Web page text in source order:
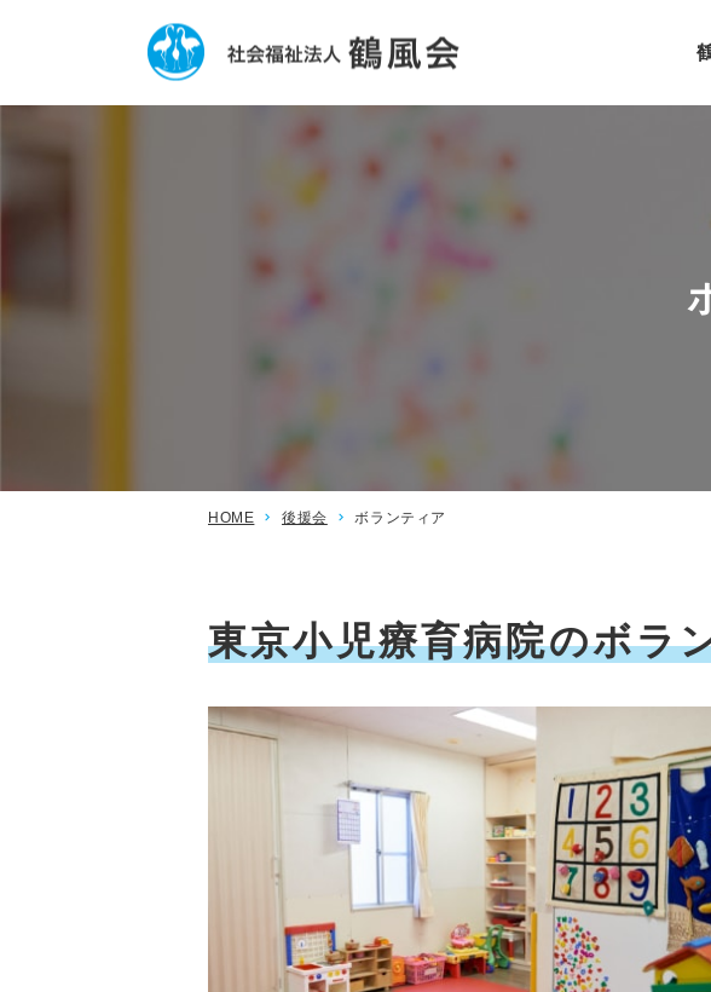
一覧へ
HOME 後援会 ボランティア
東京小児療育病院のボラ